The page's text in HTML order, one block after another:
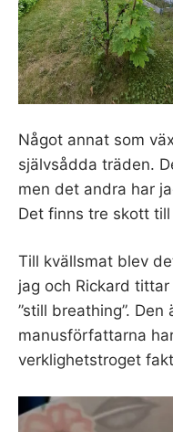
Något annat som
självsådda träden.
men det andra har
Det finns tre skott
Till kvällsmat blev
jag och Rickard
”still breathing”.
manusförfattarna
verklighetstroget